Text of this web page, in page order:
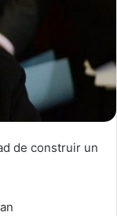
de construir un